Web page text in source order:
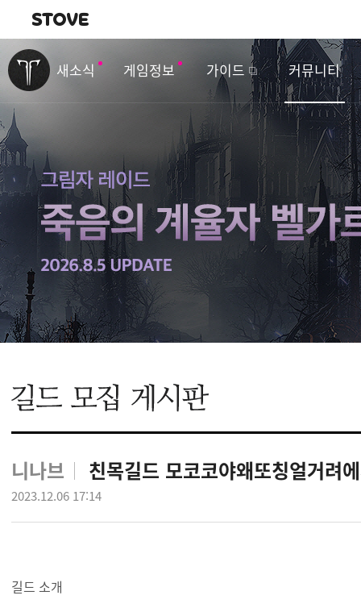
내비게이션
새소식 게임정보 가이드 커뮤니티
벤
트
&
업
데
이
트
니나브 친목길드 모코코야왜또칭얼거려
2023.12.06 17:14
길드 소개